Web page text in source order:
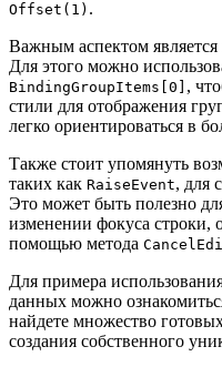
Offset(1) .
Важным аспектом
Для этого можно
BindingGroupItems[0] ,
стили для отображения
легко ориентироваться в
Также стоит упомянуть
таких как RaiseEvent, для
Это может быть полезно
изменении фокуса строки,
помощью метода
Для примера
данных можно
найдете множество
создания собственного